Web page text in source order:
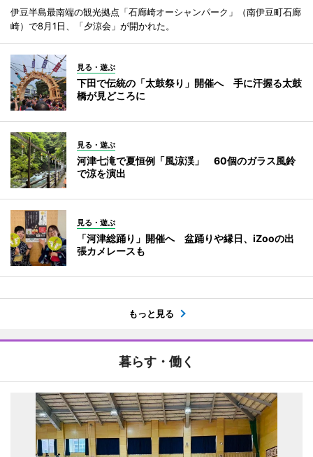
伊豆半島最南端の観光拠点「石廊崎オーシャンパーク」（南伊豆町石廊
崎）で8月1日、「夕涼会」が開かれた。
見る・遊ぶ
下田で伝統の「太鼓祭り」開催へ 手に汗握る太鼓
橋が見どころに
見る・遊ぶ
河津七滝で夏恒例「風涼渓」 60個のガラス風鈴
で涼を演出
見る・遊ぶ
「河津総踊り」開催へ 盆踊りや縁日、iZooの出
張カメレースも
もっと見る
暮らす・働く